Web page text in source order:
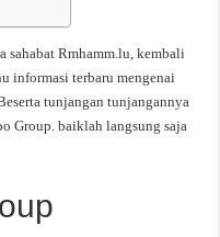
sahabat Rmhamm.lu, kembali
informasi terbaru mengenai
tunjangan tunjangannya
Group. baiklah langsung saja